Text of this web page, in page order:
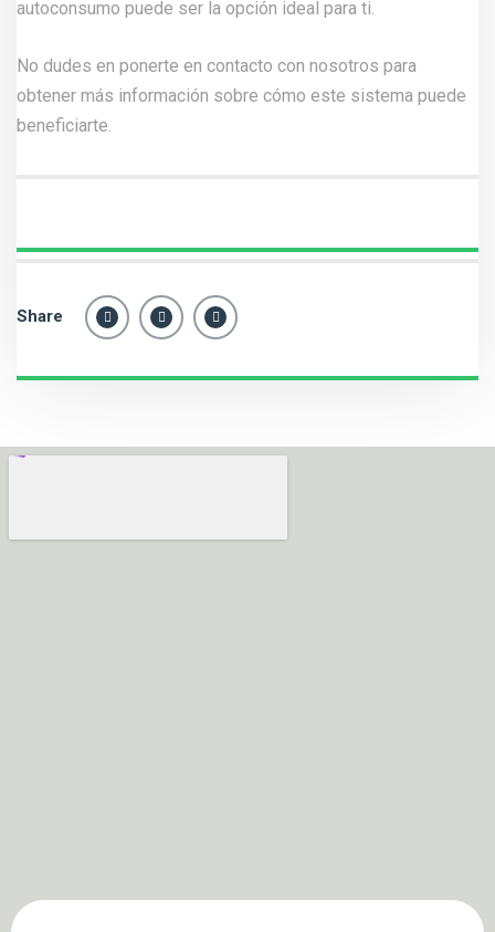
autoconsumo puede ser la opción ideal para ti.
No dudes en ponerte en contacto con nosotros para
obtener más información sobre cómo este sistema puede
beneficiarte.
Share